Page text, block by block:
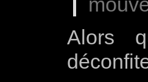
Alors